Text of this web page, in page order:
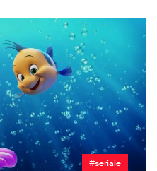
#seriale